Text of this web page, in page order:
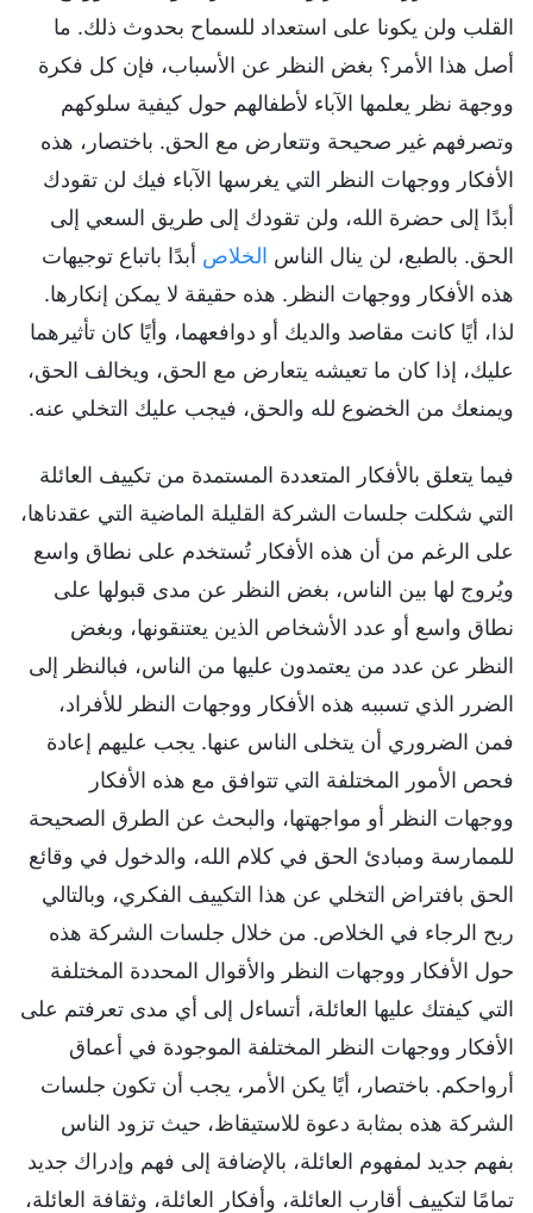
القلب ولن يكونا على استعداد للسماح بحدوث ذلك. ما
أصل هذا الأمر؟ بغض النظر عن الأسباب، فإن كل فكرة
ووجهة نظر يعلمها الآباء لأطفالهم حول كيفية سلوكهم
وتصرفهم غير صحيحة وتتعارض مع الحق. باختصار، هذه
الأفكار ووجهات النظر التي يغرسها الآباء فيك لن تقودك
أبدًا إلى حضرة الله، ولن تقودك إلى طريق السعي إلى
الحق. بالطبع، لن ينال الناس الخلاص أبدًا باتباع توجيهات
هذه الأفكار ووجهات النظر. هذه حقيقة لا يمكن إنكارها.
لذا، أيًا كانت مقاصد والديك أو دوافعهما، وأيًا كان تأثيرهما
عليك، إذا كان ما تعيشه يتعارض مع الحق، ويخالف الحق،
ويمنعك من الخضوع لله والحق، فيجب عليك التخلي عنه.
فيما يتعلق بالأفكار المتعددة المستمدة من تكييف العائلة
التي شكلت جلسات الشركة القليلة الماضية التي عقدناها،
على الرغم من أن هذه الأفكار تُستخدم على نطاق واسع
ويُروج لها بين الناس، بغض النظر عن مدى قبولها على
نطاق واسع أو عدد الأشخاص الذين يعتنقونها، وبغض
النظر عن عدد من يعتمدون عليها من الناس، فبالنظر إلى
الضرر الذي تسببه هذه الأفكار ووجهات النظر للأفراد،
فمن الضروري أن يتخلى الناس عنها. يجب عليهم إعادة
فحص الأمور المختلفة التي تتوافق مع هذه الأفكار
ووجهات النظر أو مواجهتها، والبحث عن الطرق الصحيحة
للممارسة ومبادئ الحق في كلام الله، والدخول في وقائع
الحق بافتراض التخلي عن هذا التكييف الفكري، وبالتالي
ربح الرجاء في الخلاص. من خلال جلسات الشركة هذه
حول الأفكار ووجهات النظر والأقوال المحددة المختلفة
التي كيفتك عليها العائلة، أتساءل إلى أي مدى تعرفتم على
الأفكار ووجهات النظر المختلفة الموجودة في أعماق
أرواحكم. باختصار، أيًا يكن الأمر، يجب أن تكون جلسات
الشركة هذه بمثابة دعوة للاستيقاظ، حيث تزود الناس
بفهم جديد لمفهوم العائلة، بالإضافة إلى فهم وإدراك جديد
تمامًا لتكييف أقارب العائلة، وأفكار العائلة، وثقافة العائلة،